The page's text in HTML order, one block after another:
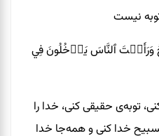
نیست
وَرَأَيۡتَ ٱلنَّاسَ يَدۡخُلُونَ فِي
توبه‌ی حقیقی کنی، خدا را
خدا کنی و همه‌جا خدا